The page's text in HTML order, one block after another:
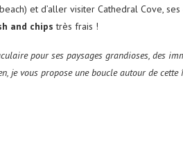
et d’aller visiter Cathedral Cove,
and chips très frais !
pour ses paysages grandioses, des
je vous propose une boucle autour de